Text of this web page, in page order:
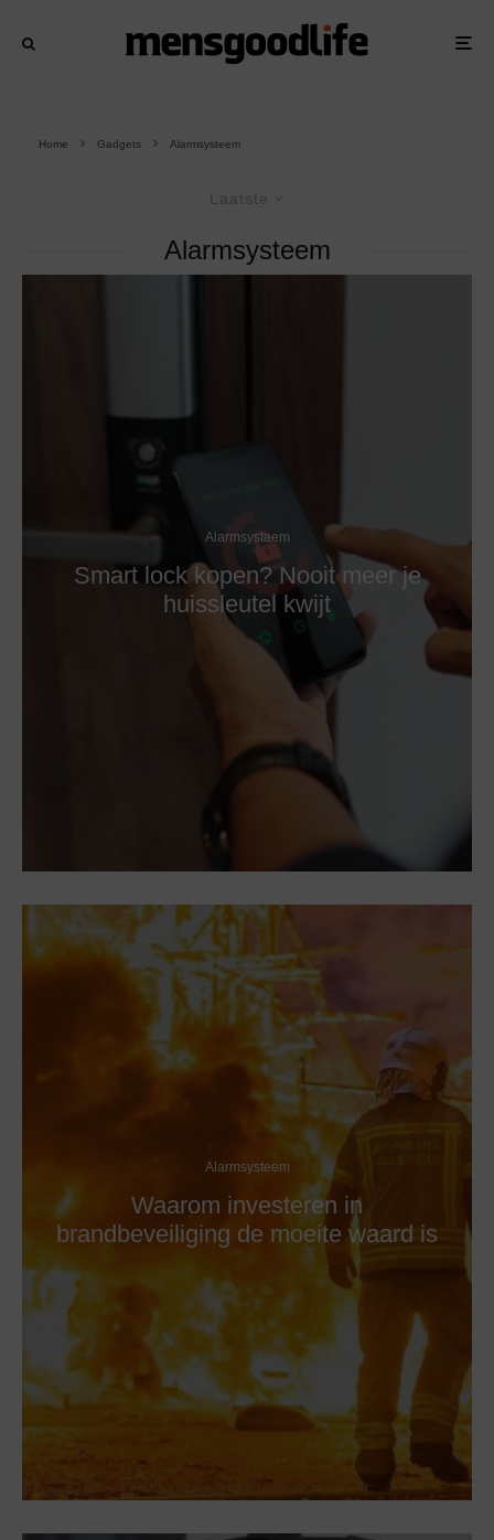
Home Gadgets Alarmsysteem
Laatste
Alarmsysteem
Alarmsysteem
Smart lock kopen? Nooit meer je
huissleutel kwijt
Alarmsysteem
Waarom investeren in
brandbeveiliging de moeite waard is